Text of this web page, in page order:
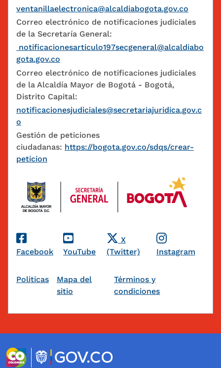
ventanillaelectronica@alcaldiabogota.gov.co
Correo electrónico de notificaciones judiciales
de la Secretaría General:
notificacionesarticulo197secgeneral@alcaldiabo
gota.gov.co
Correo electrónico de notificaciones judiciales
de la Alcaldía Mayor de Bogotá - Bogotá,
Distrito Capital:
notificacionesjudiciales@secretariajuridica.gov.c
o
Gestión de peticiones
ciudadanas: https://bogota.gov.co/sdqs/crear-
peticion
Redes Sociales
Facebook YouTube
X
(Twitter)
Instagram
Pie de página
Politicas
Mapa del
sitio
Términos y
condiciones